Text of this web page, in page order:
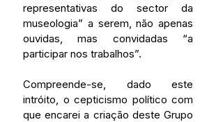
representativas do sector da
museologia” a serem, não apenas
ouvidas, mas convidadas “a
participar nos trabalhos”.
Compreende-se, dado este
intróito, o cepticismo político com
que encarei a criação deste Grupo